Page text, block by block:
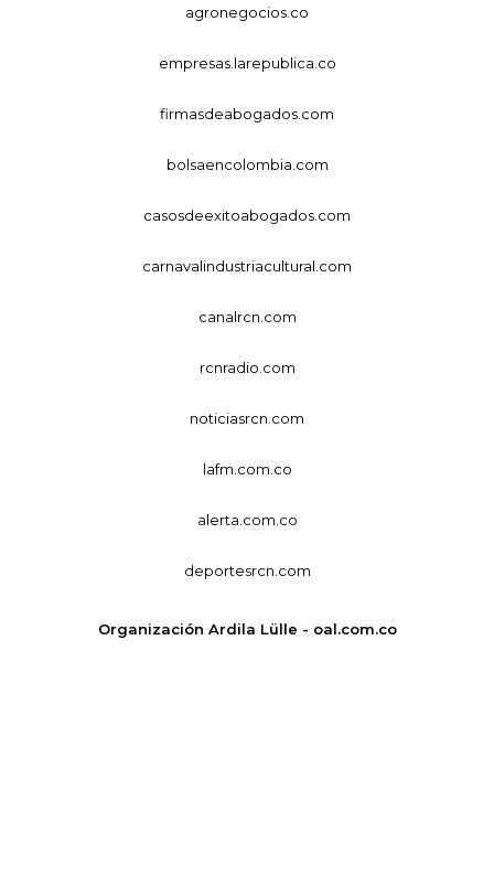
agronegocios.co
empresas.larepublica.co
firmasdeabogados.com
bolsaencolombia.com
casosdeexitoabogados.com
carnavalindustriacultural.com
canalrcn.com
rcnradio.com
noticiasrcn.com
lafm.com.co
alerta.com.co
deportesrcn.com
Organización Ardila Lülle - oal.com.co